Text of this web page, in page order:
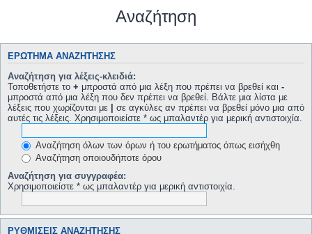
Αναζήτηση
ΕΡΏΤΗΜΑ ΑΝΑΖΉΤΗΣΗΣ
Αναζήτηση για λέξεις-κλειδιά:
Τοποθετήστε το + μπροστά από μια λέξη που πρέπει να βρεθεί και -
μπροστά από μια λέξη που δεν πρέπει να βρεθεί. Βάλτε μια λίστα με
λέξεις που χωρίζονται με | σε αγκύλες αν πρέπει να βρεθεί μόνο μια από
αυτές τις λέξεις. Χρησιμοποιείστε * ως μπαλαντέρ για μερική αντιστοιχία.
Αναζήτηση όλων των όρων ή του ερωτήματος όπως εισήχθη
Αναζήτηση οποιουδήποτε όρου
Αναζήτηση για συγγραφέα:
Χρησιμοποιείστε * ως μπαλαντέρ για μερική αντιστοιχία.
ΡΥΘΜΊΣΕΙΣ ΑΝΑΖΉΤΗΣΗΣ